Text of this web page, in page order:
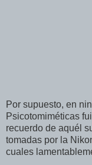
Por supuesto, en
Psicotomiméticas
recuerdo de aquél
tomadas por la
cuales